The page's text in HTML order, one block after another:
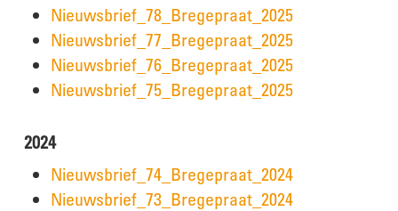
Nieuwsbrief_78_Bregepraat_2025
Nieuwsbrief_77_Bregepraat_2025
Nieuwsbrief_76_Bregepraat_2025
Nieuwsbrief_75_Bregepraat_2025
2024
Nieuwsbrief_74_Bregepraat_2024
Nieuwsbrief_73_Bregepraat_2024